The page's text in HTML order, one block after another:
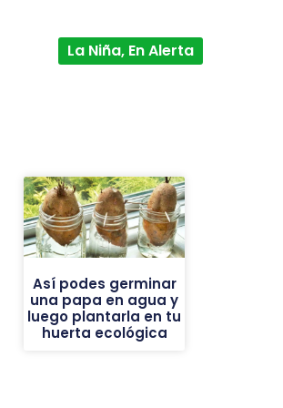
La Niña, En Alerta
Así podes germinar
una papa en agua y
luego plantarla en tu
huerta ecológica